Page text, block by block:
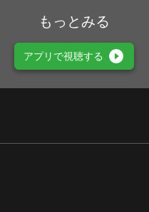
もっとみる
アプリで視聴する play_circle_filled